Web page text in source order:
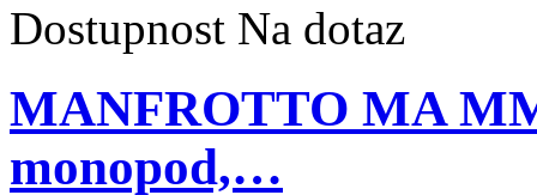
Dostupnost Na dotaz
MANFROTTO MA
monopod,…